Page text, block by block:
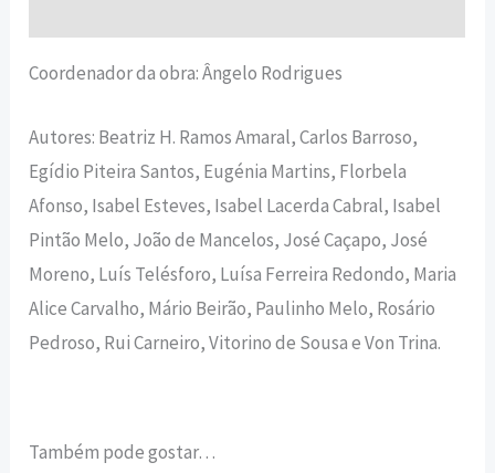
Coordenador da obra: Ângelo Rodrigues
Autores: Beatriz H. Ramos Amaral, Carlos Barroso,
Egídio Piteira Santos, Eugénia Martins, Florbela
Afonso, Isabel Esteves, Isabel Lacerda Cabral, Isabel
Pintão Melo, João de Mancelos, José Caçapo, José
Moreno, Luís Telésforo, Luísa Ferreira Redondo, Maria
Alice Carvalho, Mário Beirão, Paulinho Melo, Rosário
Pedroso, Rui Carneiro, Vitorino de Sousa e Von Trina.
Também pode gostar…